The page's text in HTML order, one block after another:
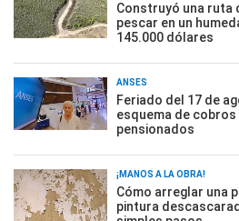
Construyó una ruta
pescar en un
145.000 dólares
ANSES
Feriado del 17 de
esquema de
pensionados
¡MANOS A LA OBRA!
Cómo arreglar una
pintura